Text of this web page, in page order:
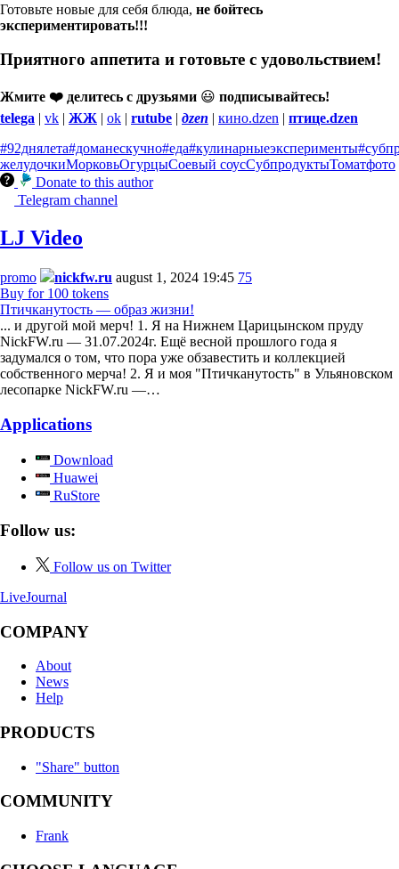
Готовьте новые для себя блюда, не бойтесь
экспериментировать!!!
Приятного аппетита и готовьте с удовольствием!
Жмите ❤️ делитесь с друзьями 😃 подписывайтесь!
telega | vk | ЖЖ | ok | rutube | дzen | кино.dzen | птице.dzen
#92днялета#доманескучно#еда#кулинарныеэксперименты
желудочкиМорковьОгурцыСоевый соусСубпродуктыТоматфото
Donate to this author
Telegram channel
LJ Video
promo nickfw.ru august 1, 2024 19:45 75
Buy for 100 tokens
Птичканутость — образ жизни!
... и другой мой мерч! 1. Я на Нижнем Царицынском пруду
NickFW.ru — 31.07.2024г. Ещё весной прошлого года я
задумался о том, что пора уже обзавестить и коллекцией
собственного мерча! 2. Я и моя "Птичканутость" в Ульяновском
лесопарке NickFW.ru —…
Applications
Download
Huawei
RuStore
Follow us:
Follow us on Twitter
LiveJournal
COMPANY
About
News
Help
PRODUCTS
"Share" button
COMMUNITY
Frank